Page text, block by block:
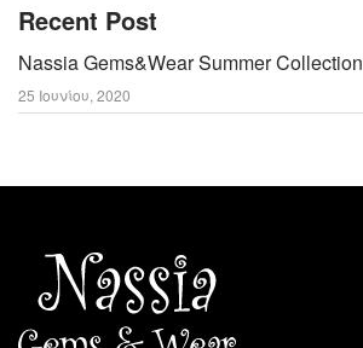
Recent Post
Nassia Gems&Wear Summer Collection
25 Ιουνίου, 2020